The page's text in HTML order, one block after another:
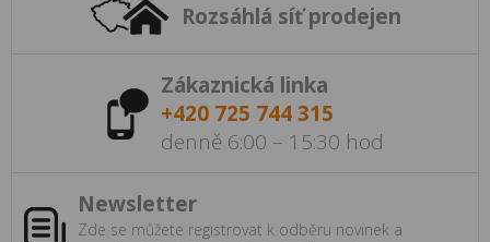
Rozsáhlá síť prodejen
Zákaznická linka
+420 725 744 315
denně 6:00 – 15:30 hod
Newsletter
Zde se můžete registrovat k odběru novinek a